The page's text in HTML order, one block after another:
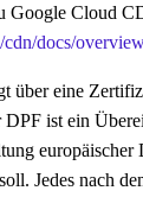
Google Cloud
docs/
über eine
ist ein
europäischer
Jedes nach